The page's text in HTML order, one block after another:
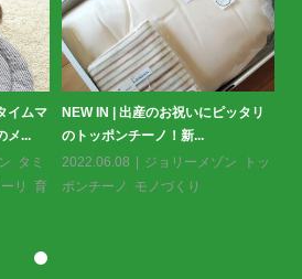
認
布川愛子さんの描くジョリーメゾン
のパッケージ
2022.10.03
お知らせ,ジョリーメ
ゾン,モノづくり